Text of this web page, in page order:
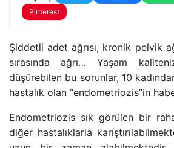
Pinterest
Şiddetli adet ağrısı, kronik pelvik
sırasında ağrı… Yaşam
düşürebilen bu sorunlar, 10
hastalık olan “endometriozis”in
Endometriozis sık görülen bir
diğer hastalıklarla